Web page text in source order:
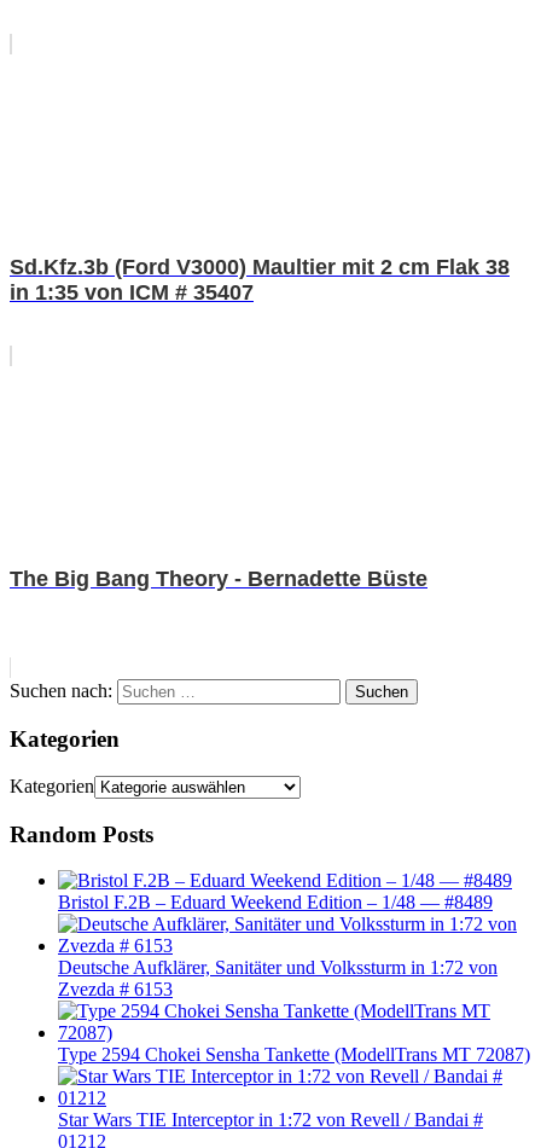
Sd.Kfz.3b (Ford V3000) Maultier mit 2 cm Flak 38
in 1:35 von ICM # 35407
The Big Bang Theory - Bernadette Büste
Suchen nach: Suchen
Kategorien
Kategorien
Random Posts
Bristol F.2B – Eduard Weekend Edition – 1/48 — #8489
Deutsche Aufklärer, Sanitäter und Volkssturm in 1:72 von
Zvezda # 6153
Type 2594 Chokei Sensha Tankette (ModellTrans MT 72087)
Star Wars TIE Interceptor in 1:72 von Revell / Bandai #
01212